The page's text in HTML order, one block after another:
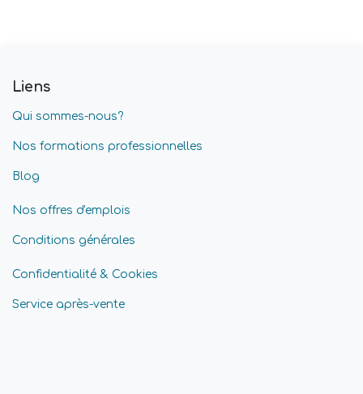
Liens
Qui sommes-nous?
Nos formations professionnelles
Blog
Nos offres d'emplois
Conditions générales
Confidentialité & Cookies
Service après-vente